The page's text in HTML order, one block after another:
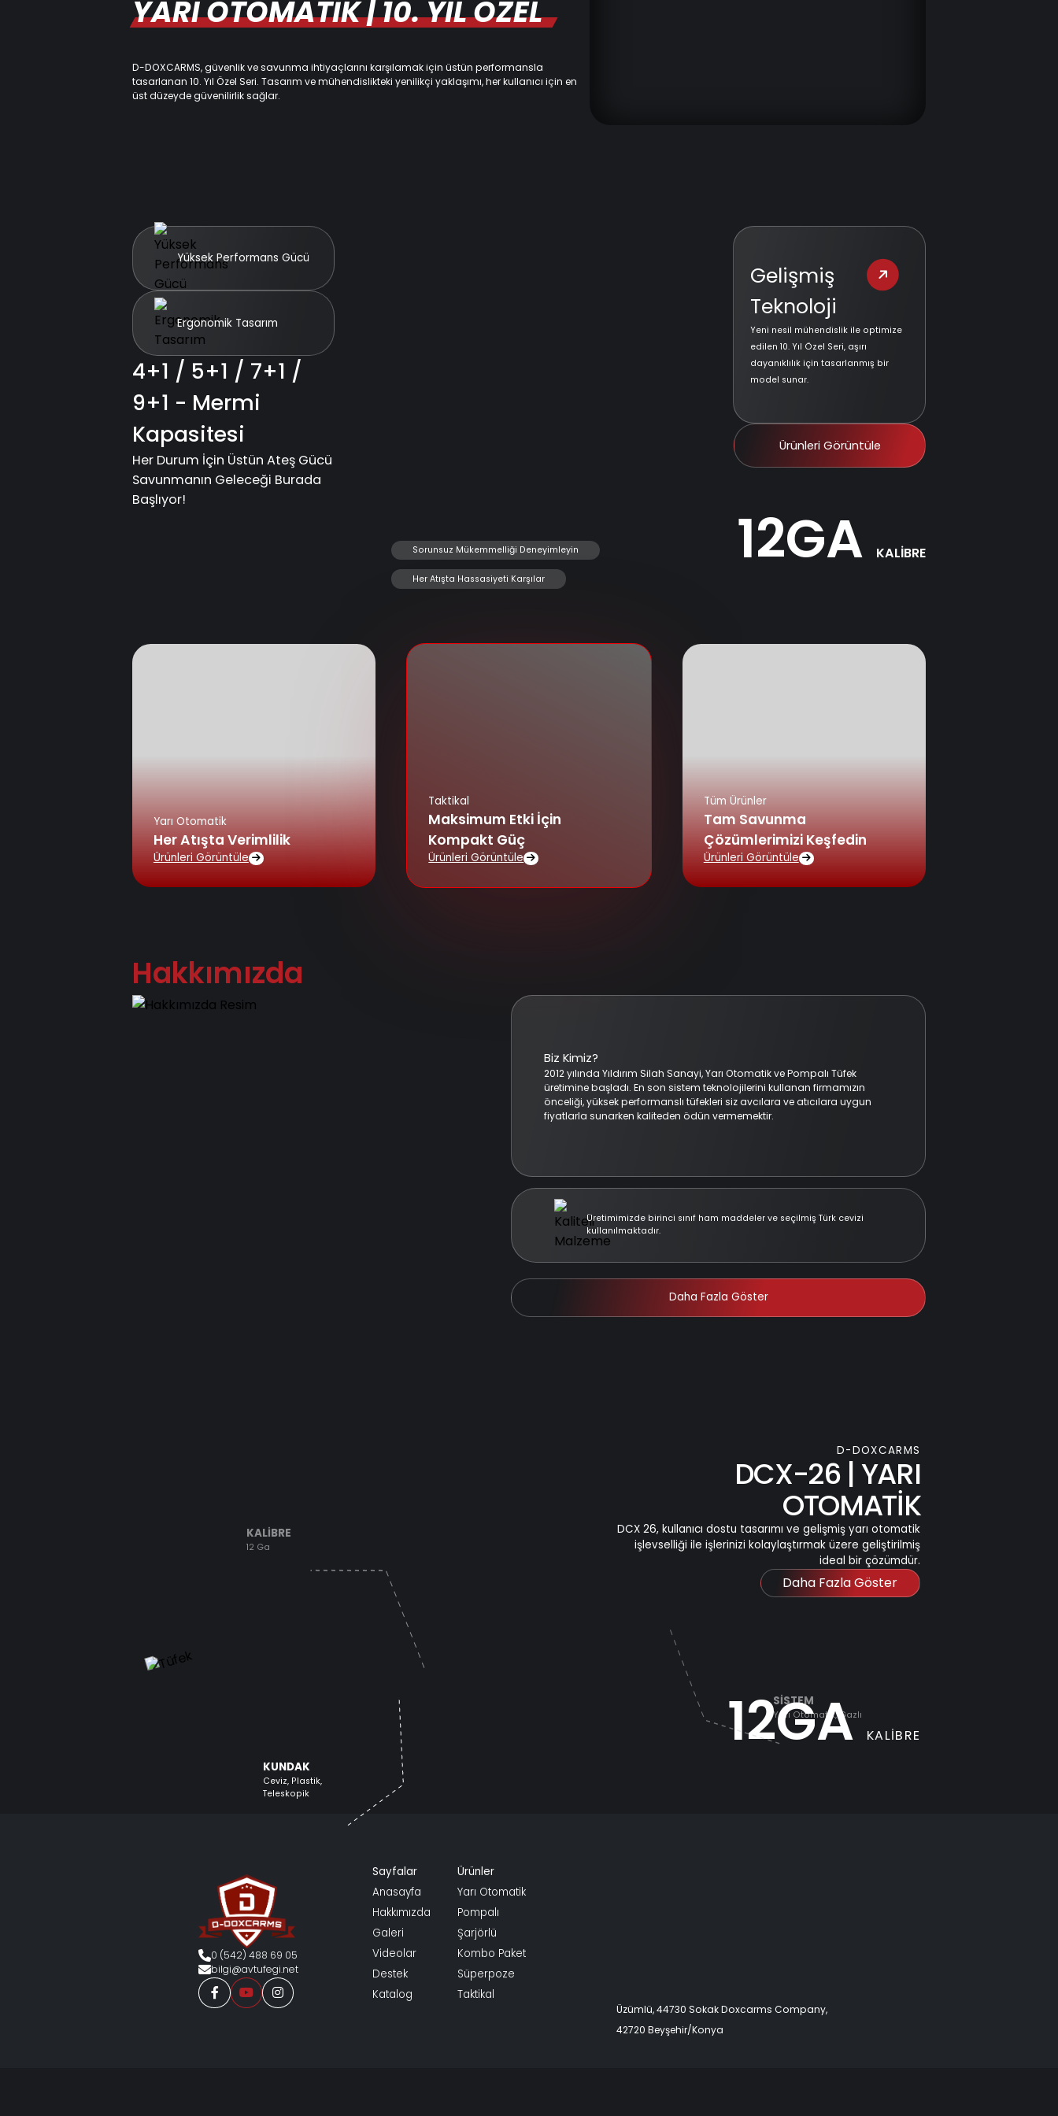
YARI OTOMATİK | 10. YIL ÖZEL
D-DOXCARMS, güvenlik ve savunma ihtiyaçlarını karşılamak için üstün performansla
tasarlanan 10. Yıl Özel Seri. Tasarım ve mühendislikteki yenilikçi yaklaşımı, her kullanıcı için en
üst düzeyde güvenilirlik sağlar.
Yüksek Performans Gücü
Ergonomik Tasarım
4+1 / 5+1 / 7+1 /
9+1 - Mermi
Kapasitesi
Her Durum İçin Üstün Ateş Gücü
Savunmanın Geleceği Burada
Başlıyor!
Her Atışta Hassasiyeti Karşılar
Sorunsuz Mükemmelliği Deneyimleyin
Gelişmiş
Teknoloji
Yeni nesil mühendislik ile optimize
edilen 10. Yıl Özel Seri, aşırı
dayanıklılık için tasarlanmış bir
model sunar.
Ürünleri Görüntüle
12GA KALİBRE
Yarı Otomatik
Her Atışta Verimlilik
Ürünleri Görüntüle
Taktikal
Maksimum Etki İçin
Kompakt Güç
Ürünleri Görüntüle
Tüm Ürünler
Tam Savunma
Çözümlerimizi Keşfedin
Ürünleri Görüntüle
Hakkımızda
Biz Kimiz?
2012 yılında Yıldırım Silah Sanayi, Yarı Otomatik ve Pompalı Tüfek
üretimine başladı. En son sistem teknolojilerini kullanan firmamızın
önceliği, yüksek performanslı tüfekleri siz avcılara ve atıcılara uygun
fiyatlarla sunarken kaliteden ödün vermemektir.
Üretimimizde birinci sınıf ham maddeler ve seçilmiş Türk cevizi
kullanılmaktadır.
Daha Fazla Göster
KALİBRE
12 Ga
SİSTEM
Yarı Otomatik, Gazlı
KUNDAK
Ceviz, Plastik,
Teleskopik
D-DOXCARMS
DCX-26 | YARI
OTOMATİK
DCX 26, kullanıcı dostu tasarımı ve gelişmiş yarı otomatik
işlevselliği ile işlerinizi kolaylaştırmak üzere geliştirilmiş
ideal bir çözümdür.
Daha Fazla Göster
12GA KALİBRE
0 (542) 488 69 05
bilgi@avtufegi.net
Sayfalar
Anasayfa
Hakkımızda
Galeri
Videolar
Destek
Katalog
Ürünler
Yarı Otomatik
Pompalı
Şarjörlü
Kombo Paket
Süperpoze
Taktikal
Üzümlü, 44730 Sokak Doxcarms Company,
42720 Beyşehir/Konya